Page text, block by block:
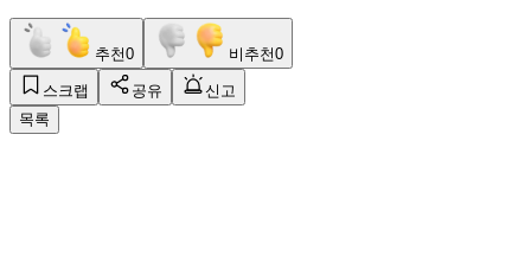
추천0 비추천0
스크랩 공유
신고
목록